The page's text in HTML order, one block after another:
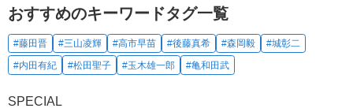
おすすめのキーワードタグ一覧
#藤田晋 #三山凌輝 #高市早苗 #後藤真希 #森岡毅
#城彰二
#内田有紀
#松田聖子 #玉木雄一郎 #亀和田武
SPECIAL